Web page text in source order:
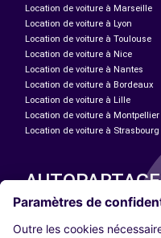
Location de voiture à Marseille
Location de voiture à Lyon
Location de voiture à Toulouse
Location de voiture à Nice
Location de voiture à Nantes
Location de voiture à Bordeaux
Location de voiture à Lille
Location de voiture à Montpellier
Location de voiture à Strasbourg
AUTOPARTAGE
Paris